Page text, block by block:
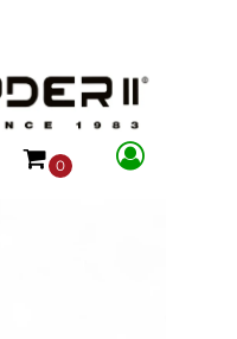
0